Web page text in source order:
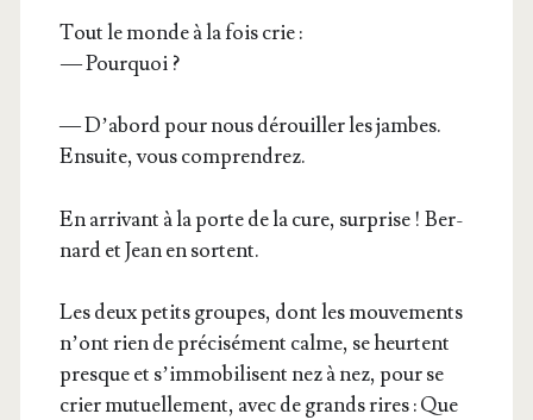
Tout le monde à la fois crie :
— Pourquoi ?
— D’abord pour nous dérouiller les jambes.
Ensuite, vous comprendrez.
En arri­vant à la porte de la cure, sur­prise ! Ber­
nard et Jean en sortent.
Les deux petits groupes, dont les mou­ve­ments
n’ont rien de pré­ci­sé­ment calme, se heurtent
presque et s’immobilisent nez à nez, pour se
crier mutuel­le­ment, avec de grands rires : Que